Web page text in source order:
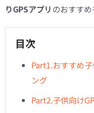
りGPSアプリ のおすすめ
目次
Part1.おすすめ
ング
Part2.子供向け